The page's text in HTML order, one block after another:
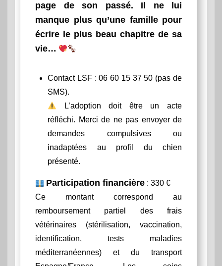
page de son passé. Il ne lui
manque plus qu’une famille pour
écrire le plus beau chapitre de sa
vie…
Contact LSF : 06 60 15 37 50 (pas de
SMS).
L’adoption doit être un acte
réfléchi. Merci de ne pas envoyer de
demandes compulsives ou
inadaptées au profil du chien
présenté.
Participation financière : 330 €
Ce montant correspond au
remboursement partiel des frais
vétérinaires (stérilisation, vaccination,
identification, tests maladies
méditerranéennes) et du transport